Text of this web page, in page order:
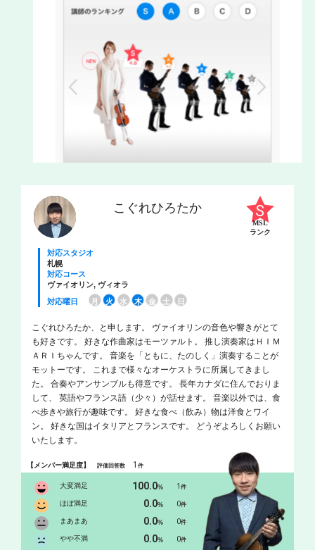
こぐれひろたか
MSL
ランク
対応スタジオ
札幌
対応コース
ヴァイオリン, ヴィオラ
対応曜日
月 火 水 木 金 土 日
こぐれひろたか、と申します。 ヴァイオリンの音色や響きがとて
も好きです。 好きな作曲家はモーツァルト。 推し演奏家はＨＩＭ
ＡＲＩちゃんです。 音楽を「ともに、たのしく」演奏することが
モットーです。 これまで様々なオーケストラに所属してきまし
た。 合奏やアンサンブルも得意です。 長年カナダに住んでおりま
して、 英語やフランス語（少々）が話せます。 音楽以外では、食
べ歩きや旅行が趣味です。 好きな食べ（飲み）物は洋食とワイ
ン。 好きな国はイタリアとフランスです。 どうぞよろしくお願い
いたします。
【メンバー満足度】評価回答数 1件
大変満足 100.0% 1件
ほぼ満足 0.0% 0件
まあまあ 0.0% 0件
やや不満 0.0% 0件